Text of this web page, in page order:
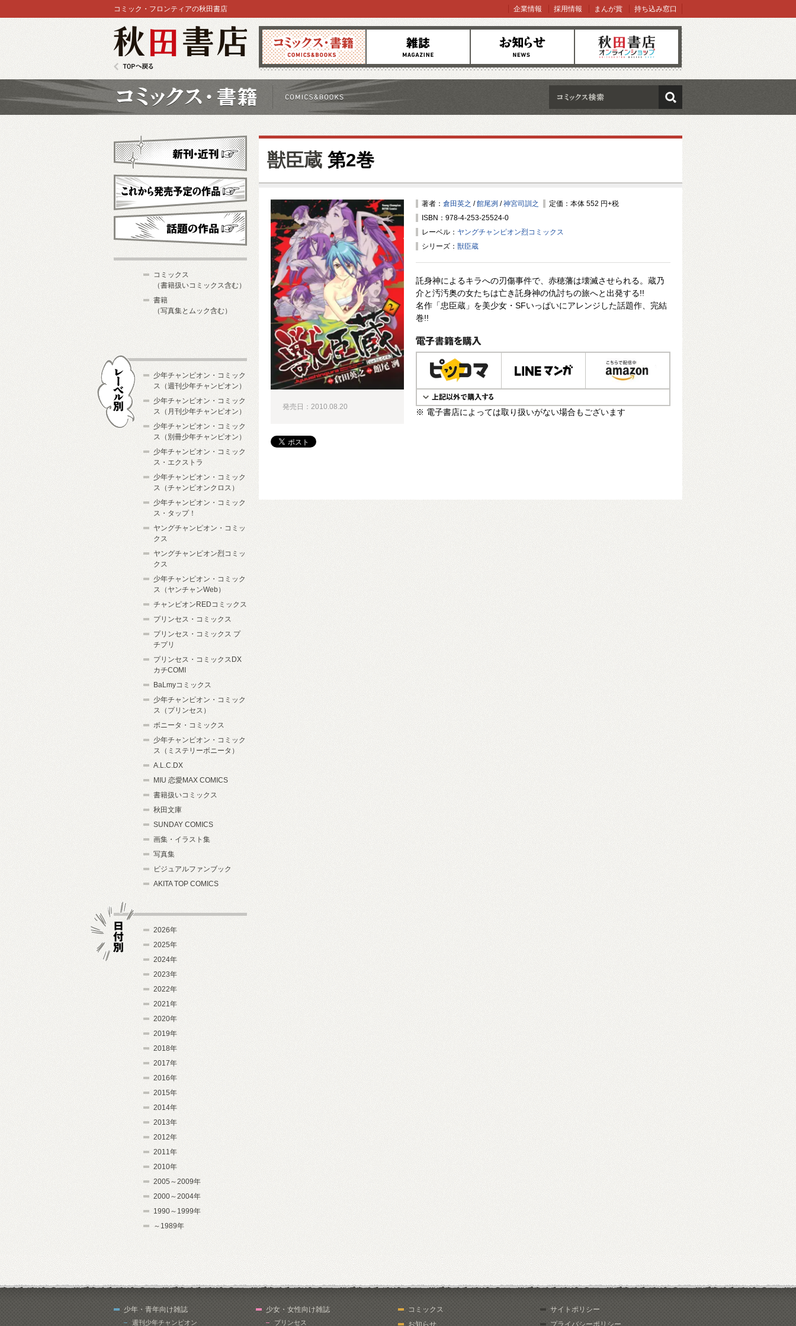
コミックス 雑誌 お知らせ オンラインショップ
コミック・フロンティアの秋田書店 企業情報 採用情報 まんが賞 持ち込み窓口
検索
獣臣蔵 第2巻
著者： 倉田英之 /館尾冽 /神宮司訓之
定価：本体 552 円+税
ISBN：978-4-253-25524-0
レーベル： ヤングチャンピオン烈コミックス
シリーズ： 獣臣蔵
託身神によるキラへの刃傷事件で、赤穂藩は壊滅させられる。蔵乃
介と汚汚奥の女たちは亡き託身神の仇討ちの旅へと出発する!!
名作「忠臣蔵」を美少女・SFいっぱいにアレンジした話題作、完結
巻!!
電子書籍で購入
※ 電子書店によっては取り扱いがない場合もございます
発売日：2010.08.20
新刊・近刊
これから発売予定
コミックス
（書籍扱いコミックス含む）
書籍
（写真集とムック含む）
少年チャンピオン・コミック
ス（週刊少年チャンピオン）
少年チャンピオン・コミック
ス（月刊少年チャンピオン）
少年チャンピオン・コミック
ス（別冊少年チャンピオン）
少年チャンピオン・コミック
ス・エクストラ
少年チャンピオン・コミック
ス（チャンピオンクロス）
少年チャンピオン・コミック
ス・タップ！
ヤングチャンピオン・コミッ
クス
ヤングチャンピオン烈コミッ
クス
少年チャンピオン・コミック
ス（ヤンチャンWeb）
チャンピオンREDコミックス
プリンセス・コミックス
プリンセス・コミックス プ
チプリ
プリンセス・コミックスDX
カチCOMI
BaLmyコミックス
少年チャンピオン・コミック
ス（プリンセス）
ボニータ・コミックス
少年チャンピオン・コミック
ス（ミステリーボニータ）
A.L.C.DX
MIU 恋愛MAX COMICS
書籍扱いコミックス
秋田文庫
SUNDAY COMICS
画集・イラスト集
写真集
ビジュアルファンブック
AKITA TOP COMICS
2026年
2025年
2024年
2023年
2022年
2021年
2020年
2019年
2018年
2017年
2016年
2015年
2014年
2013年
2012年
2011年
2010年
2005～2009年
2000～2004年
1990～1999年
～1989年
少年・青年向け雑誌
週刊少年チャンピオン
少女・女性向け雑誌
プリンセス
コミックス
お知らせ
サイトポリシー
プライバシーポリシー